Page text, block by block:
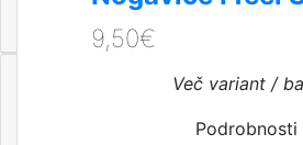
9,50€
Več variant /
Podrobnosti